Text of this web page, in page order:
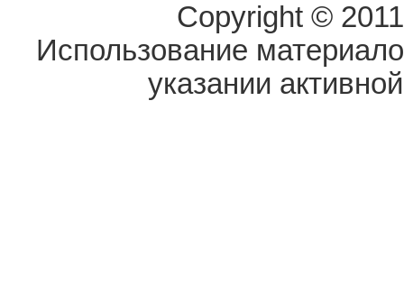
Copyright ©
Использование
указании